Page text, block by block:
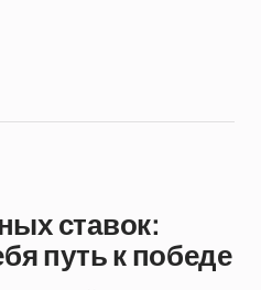
ставок:
путь к победе